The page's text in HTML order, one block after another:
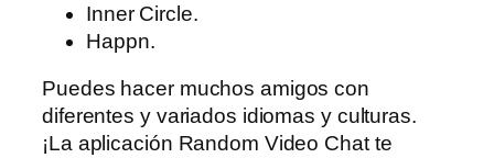
Inner Circle.
Happn.
Puedes hacer muchos amigos con
diferentes y variados idiomas y culturas.
¡La aplicación Random Video Chat te